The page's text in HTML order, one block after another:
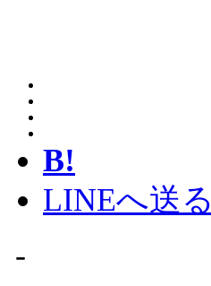
B!
LINEへ送る
-